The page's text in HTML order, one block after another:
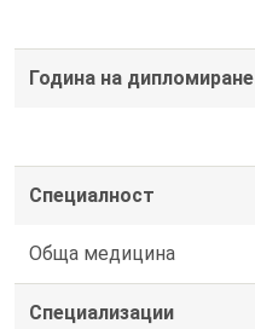
Година на дипломиране
Специалност
Обща медицина
Специализации